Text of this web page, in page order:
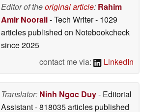
06/12/2026
Editor of theoriginal article: Rahim
Amir Noorali- Tech Writer- 1029
articles published on Notebookcheck
since 2025
contact me via:
LinkedIn
Translator: Ninh Ngoc Duy- Editorial
Assistant- 818035 articles published